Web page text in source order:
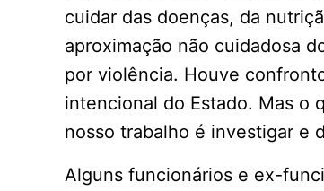
cuidar das doenças, da
aproximação não cuidadosa
por violência. Houve
intencional do Estado. Mas o
nosso trabalho é investigar e
Alguns funcionários e ex-